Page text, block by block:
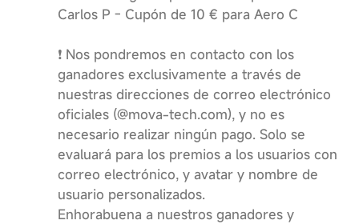
Carlos P - Cupón de 10 € para Aero C
❗️ Nos pondremos en contacto con los
ganadores exclusivamente a través de
nuestras direcciones de correo electrónico
oficiales (@mova-tech.com), y no es
necesario realizar ningún pago. Solo se
evaluará para los premios a los usuarios con
correo electrónico, y avatar y nombre de
usuario personalizados.
Enhorabuena a nuestros ganadores y